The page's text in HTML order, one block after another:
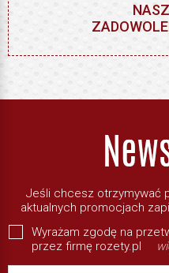
Jeśli chcesz otrzymywać
aktualnych promocjach
Wyrażam zgodę na
przez firmę rozety.pl